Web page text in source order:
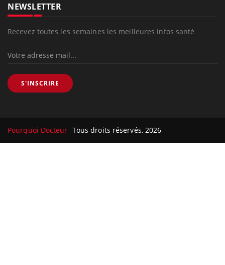
NEWSLETTER
Recevez toutes les semaines les meilleures infos santé
S'INSCRIRE
Pourquoi Docteur Tous droits réservés, 2026